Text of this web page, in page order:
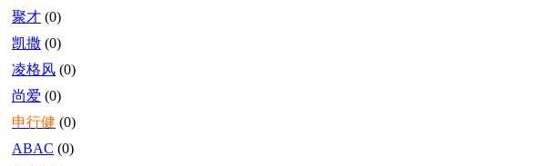
聚才 (0)
凯撒 (0)
凌格风 (0)
尚爱 (0)
申行健 (0)
ABAC (0)